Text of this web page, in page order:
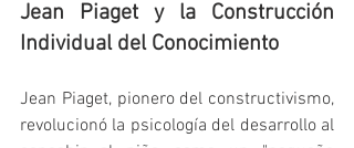
Jean Piaget y la Construcción
Individual del Conocimiento
Jean Piaget, pionero del constructivismo,
revolucionó la psicología del desarrollo al